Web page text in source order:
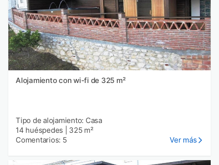
Alojamiento con wi-fi de 325 m²
Tipo de alojamiento: Casa
14 huéspedes
325 m²
Comentarios: 5
Ver más